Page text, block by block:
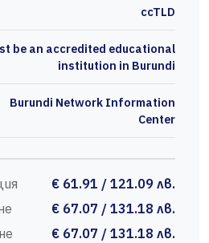
ccTLD
be an accredited educational
institution in Burundi
Burundi Network Information
Center
€ 61.91 / 121.09 лв.
€ 67.07 / 131.18 лв.
€ 67.07 / 131.18 лв.